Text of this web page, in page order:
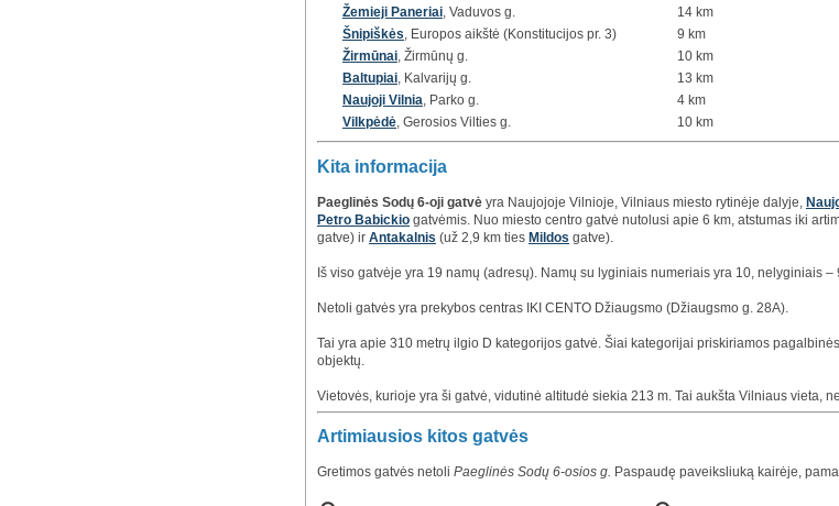
Žemieji Paneriai, Vaduvos g.
14 km
Šnipiškės, Europos aikštė (Konstitucijos pr. 3)
9 km
Žirmūnai, Žirmūnų g.
10 km
Baltupiai, Kalvarijų g.
13 km
Naujoji Vilnia, Parko g.
4 km
Vilkpėdė, Gerosios Vilties g. 10 km
Kita informacija
Paeglinės Sodų 6-oji gatvė yra Naujojoje Vilnioje, Vilniaus miesto rytinėje dalyje,
Petro Babickio gatvėmis. Nuo miesto centro gatvė nutolusi apie 6 km, atstumas iki
gatve) ir Antakalnis (už 2,9 km ties Mildos gatve).
Iš viso gatvėje yra 19 namų (adresų). Namų su lyginiais numeriais yra 10, nelyginiais
Netoli gatvės yra prekybos centras IKI CENTO Džiaugsmo (Džiaugsmo g. 28A).
Tai yra apie 310 metrų ilgio D kategorijos gatvė. Šiai kategorijai priskiriamos
objektų.
Vietovės, kurioje yra ši gatvė, vidutinė altitudė siekia 213 m. Tai aukšta Vilniaus vieta,
Artimiausios kitos gatvės
Gretimos gatvės netoli Paeglinės Sodų 6-osios g. Paspaudę paveiksliuką kairėje,